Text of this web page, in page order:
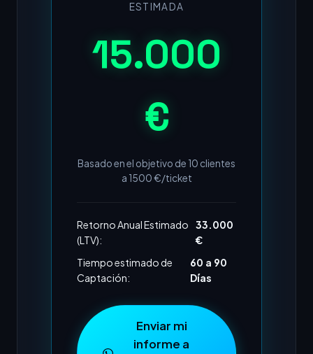
ESTIMADA
15.000
€
Basado en el objetivo de 10 clientes
a 1500€/ticket
Retorno Anual Estimado
(LTV):
33.000
€
Tiempo estimado de
Captación:
60 a 90
Días
Enviar mi
informe a